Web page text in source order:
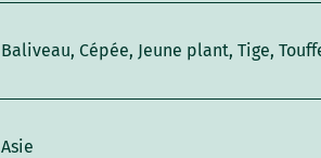
Baliveau, Cépée, Jeune plant, Tige,
Asie